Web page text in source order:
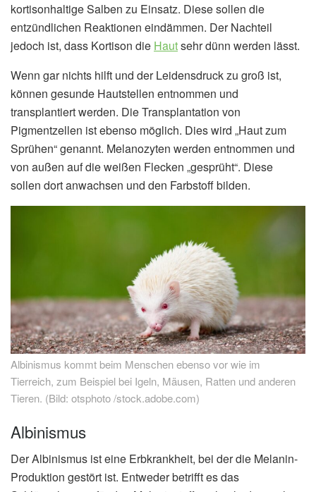
kortisonhaltige Salben zu Einsatz. Diese sollen die
entzündlichen Reaktionen eindämmen. Der Nachteil
jedoch ist, dass Kortison die Hautsehr dünn werden lässt.
Wenn gar nichts hilft und der Leidensdruck zu groß ist,
können gesunde Hautstellen entnommen und
transplantiert werden. Die Transplantation von
Pigmentzellen ist ebenso möglich. Dies wird „Haut zum
Sprühen“ genannt. Melanozyten werden entnommen und
von außen auf die weißen Flecken „gesprüht“. Diese
sollen dort anwachsen und den Farbstoff bilden.
Albinismus kommt beim Menschen ebenso vor wie im
Tierreich, zum Beispiel bei Igeln, Mäusen, Ratten und anderen
Tieren. (Bild: otsphoto /stock.adobe.com)
Albinismus
Der Albinismus ist eine Erbkrankheit, bei der die Melanin-
Produktion gestört ist. Entweder betrifft es das